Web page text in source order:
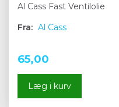
Al Cass Fast Ventilolie
Fra: Al Cass
65,00
Læg i kurv